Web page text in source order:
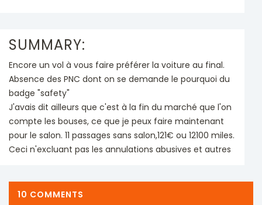
SUMMARY:
Encore un vol à vous faire préférer la voiture au final.
Absence des PNC dont on se demande le pourquoi du
badge "safety"
J'avais dit ailleurs que c'est à la fin du marché que l'on
compte les bouses, ce que je peux faire maintenant
pour le salon. 11 passages sans salon,121€ ou 12100 miles.
Ceci n'excluant pas les annulations abusives et autres
10 COMMENTS